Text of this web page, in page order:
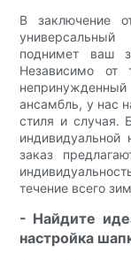
В заключение
поднимет ваш
Независимо
ансамбль, у нас
стиля и случая.
индивидуальной
заказ
течение всего
- Найдите
настройка